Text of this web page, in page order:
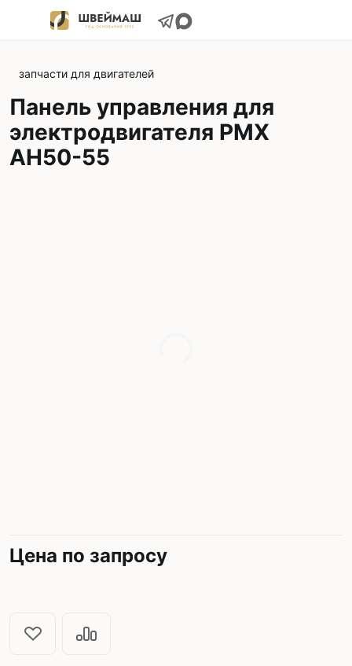
запчасти для двигателей
Панель управления для
электродвигателя РМХ
АН50-55
Цена по запросу